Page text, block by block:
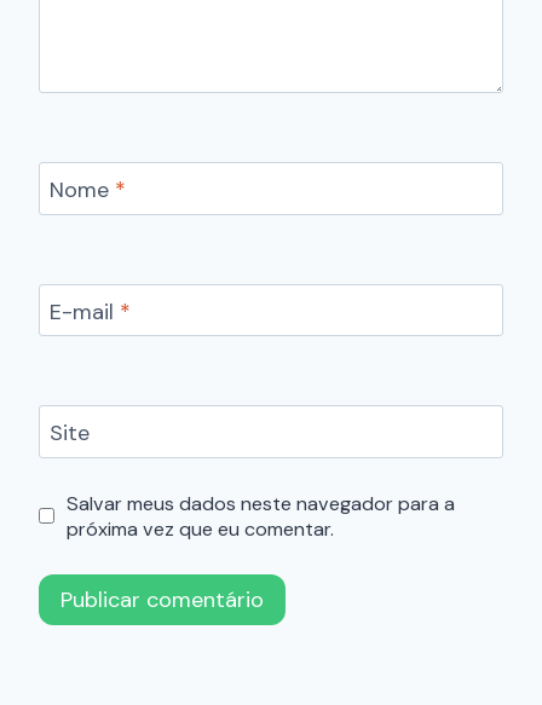
Nome *
E-mail *
Site
Salvar meus dados neste navegador para a
próxima vez que eu comentar.